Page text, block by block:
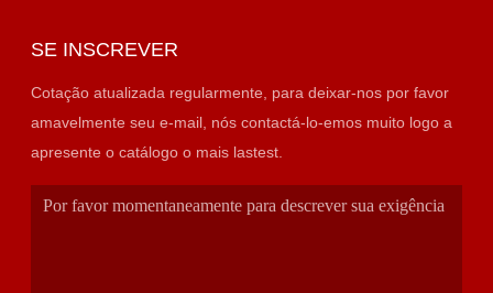
SE INSCREVER
Cotação atualizada regularmente, para deixar-nos por favor
amavelmente seu e-mail, nós contactá-lo-emos muito logo a
apresente o catálogo o mais lastest.